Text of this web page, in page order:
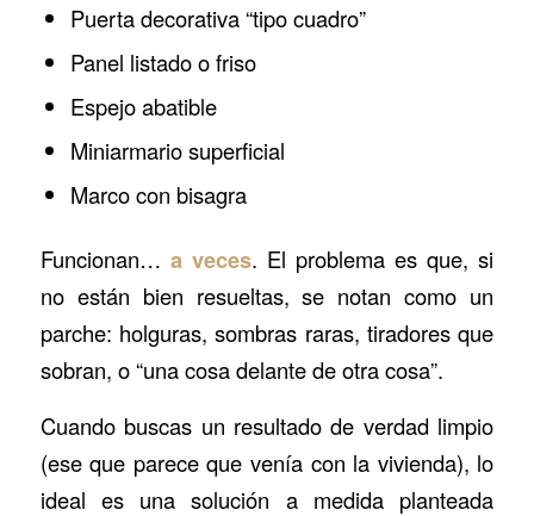
Puerta decorativa “tipo cuadro”
Panel listado o friso
Espejo abatible
Miniarmario superficial
Marco con bisagra
Funcionan… a veces. El problema es que, si
no están bien resueltas, se notan como un
parche: holguras, sombras raras, tiradores que
sobran, o “una cosa delante de otra cosa”.
Cuando buscas un resultado de verdad limpio
(ese que parece que venía con la vivienda), lo
ideal es una solución a medida planteada